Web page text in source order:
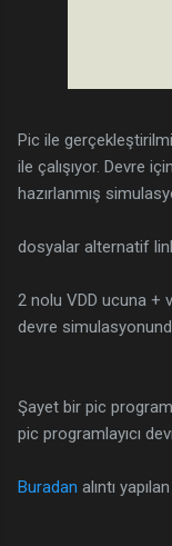
Pic ile
ile çalışıyor. Devre
hazırlanmış
dosyalar alternatif
2 nolu VDD ucuna +
devre
Şayet bir pic
pic programlayıcı
Buradan alıntı